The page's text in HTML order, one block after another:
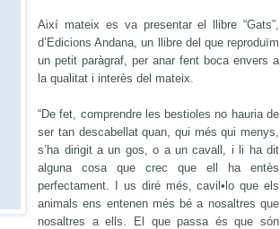
Així mateix es va presentar el llibre “Gats”,
d’Edicions Andana, un llibre del que reproduïm
un petit paràgraf, per anar fent boca envers a
la qualitat i interès del mateix.
“De fet, comprendre les bestioles no hauria de
ser tan descabellat quan, qui més qui menys,
s’ha dirigit a un gos, o a un cavall, i li ha dit
alguna cosa que crec que ell ha entès
perfectament. I us diré més, cavil•lo que els
animals ens entenen més bé a nosaltres que
nosaltres a ells. El que passa és que són